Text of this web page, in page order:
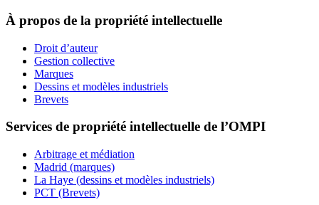
À propos de la propriété intellectuelle
Droit d’auteur
Gestion collective
Marques
Dessins et modèles industriels
Brevets
Services de propriété intellectuelle de l’OMPI
Arbitrage et médiation
Madrid (marques)
La Haye (dessins et modèles industriels)
PCT (Brevets)